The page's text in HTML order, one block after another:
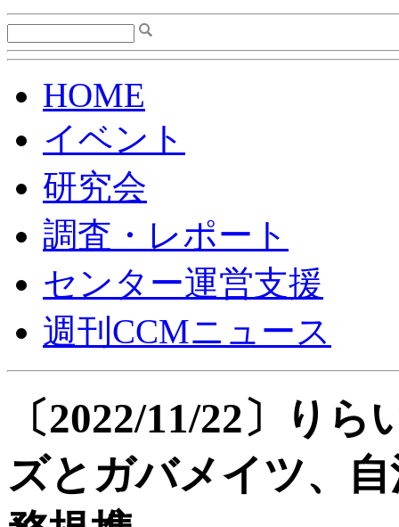
HOME
イベント
研究会
調査・レポート
センター運営支援
週刊CCMニュース
〔2022/11/22〕り
ズとガバメイツ、